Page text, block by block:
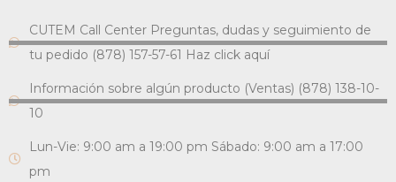
CUTEM Call Center Preguntas, dudas y seguimiento de
tu pedido (878) 157-57-61 Haz click aquí
Información sobre algún producto (Ventas) (878) 138-10-
10
Lun-Vie: 9:00 am a 19:00 pm Sábado: 9:00 am a 17:00
pm